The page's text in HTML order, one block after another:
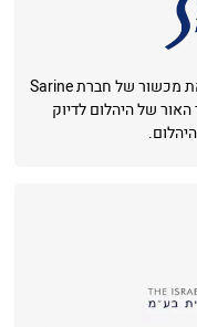
IDC היא החברה היחידה בישראל המחזיקה את מכשור של חברת Sarine
של היהלום לדיוק